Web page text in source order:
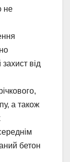
не
від
а також
бетон